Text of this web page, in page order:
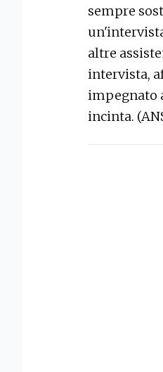
sempre
altre
intervista,
impegnato
incinta.